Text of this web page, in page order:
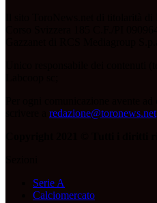
redazione@toronews.net
Serie A
Calciomercato